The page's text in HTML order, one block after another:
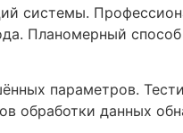
системы.
Планомерный
параметров.
обработки данных